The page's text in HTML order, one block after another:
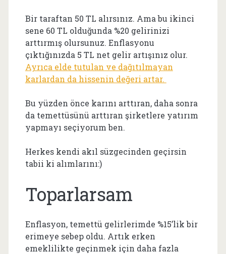
Bir taraftan 50 TL alırsınız. Ama bu ikinci
sene 60 TL olduğunda %20 gelirinizi
arttırmış olursunuz. Enflasyonu
çıktığınızda 5 TL net gelir artışınız olur.
Ayrıca elde tutulan ve dağıtılmayan
karlardan da hissenin değeri artar.
Bu yüzden önce karını arttıran, daha sonra
da temettüsünü arttıran şirketlere yatırım
yapmayı seçiyorum ben.
Herkes kendi akıl süzgecinden geçirsin
tabii ki alımlarını:)
Toparlarsam
Enflasyon, temettü gelirlerimde %15’lik bir
erimeye sebep oldu. Artık erken
emeklilikte geçinmek için daha fazla